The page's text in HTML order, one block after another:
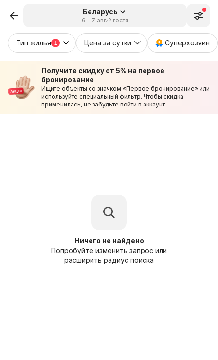
Беларусь
6 – 7 авг. 2 гостя
Тип жилья 1 Цена за сутки Суперхозяин
Получите скидку от 5% на первое
бронирование
Ищите объекты со значком «Первое бронирование» или
используйте специальный фильтр. Чтобы скидка
применилась, не забудьте войти в аккаунт
Ничего не найдено
Попробуйте изменить запрос или
расширить радиус поиска